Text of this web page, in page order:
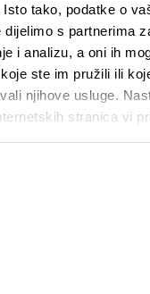
tako, podatke o
dijelimo s partnerima
i analizu, a oni ih
ste im pružili ili
njihove usluge.
stranica vi
– IZDAVANJE